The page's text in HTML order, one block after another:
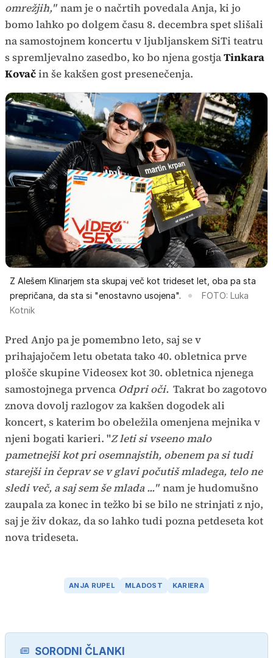
omrežjih," nam je o načrtih povedala Anja, ki jo
bomo lahko po dolgem času 8. decembra spet slišali
na samostojnem koncertu v ljubljanskem SiTi teatru
s spremljevalno zasedbo, ko bo njena gostjaTinkara
Kovačin še kakšen gost presenečenja.
Z Alešem Klinarjem sta skupaj več kot trideset let, oba pa sta
prepričana, da sta si "enostavno usojena".
FOTO: Luka
Kotnik
Pred Anjo pa je pomembno leto, saj se v
prihajajočem letu obetata tako 40. obletnica prve
plošče skupine Videosex kot 30. obletnica njenega
samostojnega prvenca Odpri oči. Takrat bo zagotovo
znova dovolj razlogov za kakšen dogodek ali
koncert, s katerim bo obeležila omenjena mejnika v
njeni bogati karieri. "Z leti si vseeno malo
pametnejši kot pri osemnajstih, obenem pa si tudi
starejši in čeprav se v glavi počutiš mladega, telo ne
sledi več, a saj sem še mlada ..." nam je hudomušno
zaupala za konec in težko bi se bilo ne strinjati z njo,
saj je živ dokaz, da so lahko tudi pozna petdeseta kot
nova trideseta.
ANJA RUPEL MLADOST KARIERA
SORODNI ČLANKI